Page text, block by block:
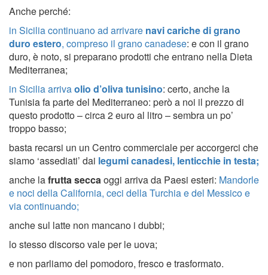
Anche perché:
in Sicilia continuano ad arrivare navi cariche di grano
duro estero, compreso il grano canadese: e con il grano
duro, è noto, si preparano prodotti che entrano nella Dieta
Mediterranea;
in Sicilia arrivaolio d’oliva tunisino: certo, anche la
Tunisia fa parte del Mediterraneo: però a noi il prezzo di
questo prodotto – circa 2 euro al litro – sembra un po’
troppo basso;
basta recarsi un un Centro commerciale per accorgerci che
siamo ‘assediati’ dai legumi canadesi, lenticchie in testa;
anche lafrutta seccaoggi arriva da Paesi esteri: Mandorle
e noci della California, ceci della Turchia e del Messico e
via continuando;
anche sul latte non mancano i dubbi;
lo stesso discorso vale per le uova;
e non parliamo del pomodoro, fresco e trasformato.